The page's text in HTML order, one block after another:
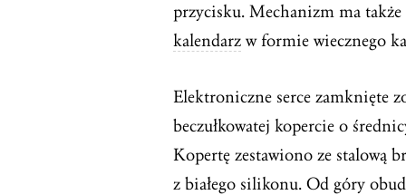
przycisku. Mechanizm ma
kalendarz w formie wiecznego
Elektroniczne serce zamknięte
beczułkowatej kopercie o
Kopertę zestawiono ze stalową
z białego silikonu. Od góry